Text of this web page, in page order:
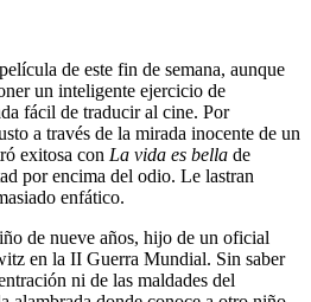
de este fin de semana, aunque
un inteligente ejercicio de
fácil de traducir al cine. Por
a través de la mirada inocente de un
exitosa con La vida es bella de
por encima del odio. Le lastran
enfático.
de nueve años, hijo de un oficial
en la II Guerra Mundial. Sin saber
ni de las maldades del